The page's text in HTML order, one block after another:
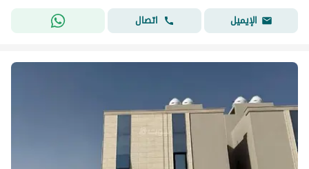
الإيميل
اتصال